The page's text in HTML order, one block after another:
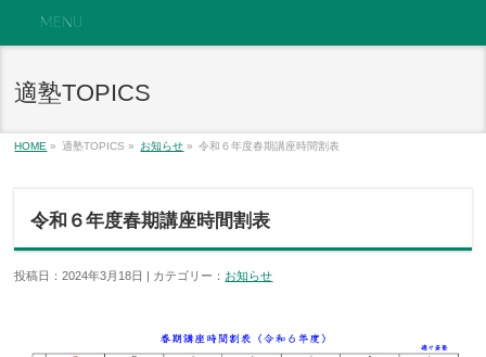
MENU
適塾TOPICS
HOME » 適塾TOPICS » お知らせ » 令和６年度春期講座時間割表
令和６年度春期講座時間割表
投稿日：2024年3月18日 | カテゴリー： お知らせ